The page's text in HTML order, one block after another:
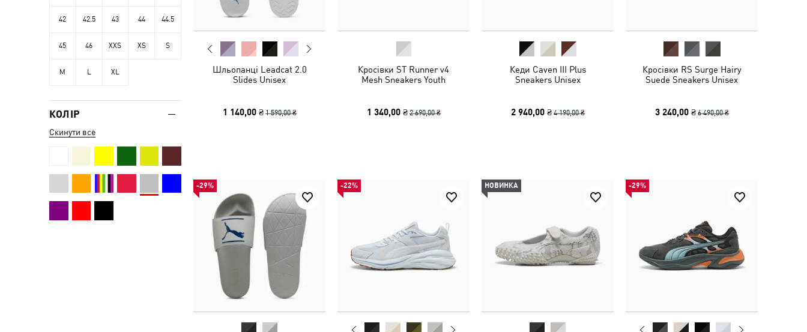
Шльопанці Leadcat 2.0
Slides Unisex
1 140,00 ₴ 1 590,00 ₴
Кросівки ST Runner v4
Mesh Sneakers Youth
1 340,00 ₴ 2 690,00 ₴
Кеди Caven III Plus
Sneakers Unisex
2 940,00 ₴ 4 190,00 ₴
Кросівки RS Surge Hairy
Suede Sneakers Unisex
3 240,00 ₴ 6 490,00 ₴
-29% -22% НОВИНКА -29%
42 42.5 43 44 44.5
45 46 XXS XS S
M L XL
КОЛІР
Скинути все